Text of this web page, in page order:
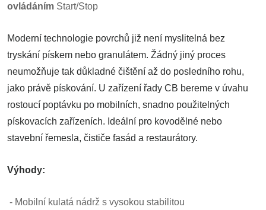
ovládáním Start/Stop
Moderní technologie povrchů již není myslitelná bez
tryskání pískem nebo granulátem. Žádný jiný proces
neumožňuje tak důkladné čištění až do posledního rohu,
jako právě pískování. U zařízení řady CB bereme v úvahu
rostoucí poptávku po mobilních, snadno použitelných
pískovacích zařízeních. Ideální pro kovodělné nebo
stavební řemesla, čističe fasád a restaurátory.
Výhody:
- Mobilní kulatá nádrž s vysokou stabilitou